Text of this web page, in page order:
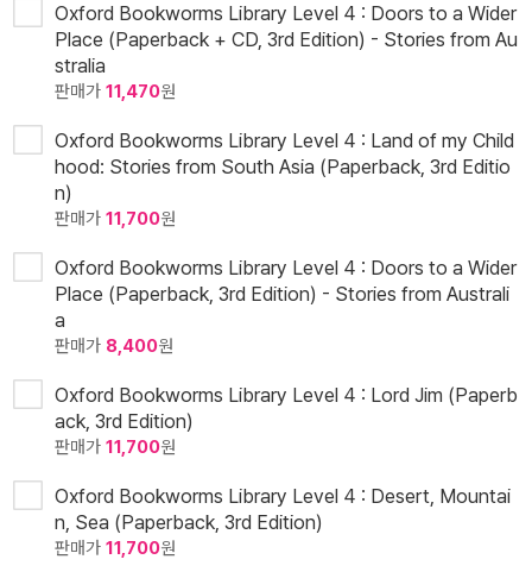
Oxford Bookworms Library Level 4 : Doors to a Wider
Place (Paperback + CD, 3rd Edition) - Stories from Au
stralia
판매가 11,470원
Oxford Bookworms Library Level 4 : Land of my Child
hood: Stories from South Asia (Paperback, 3rd Editio
n)
판매가 11,700원
Oxford Bookworms Library Level 4 : Doors to a Wider
Place (Paperback, 3rd Edition) - Stories from Australi
a
판매가 8,400원
Oxford Bookworms Library Level 4 : Lord Jim (Paperb
ack, 3rd Edition)
판매가 11,700원
Oxford Bookworms Library Level 4 : Desert, Mountai
n, Sea (Paperback, 3rd Edition)
판매가 11,700원